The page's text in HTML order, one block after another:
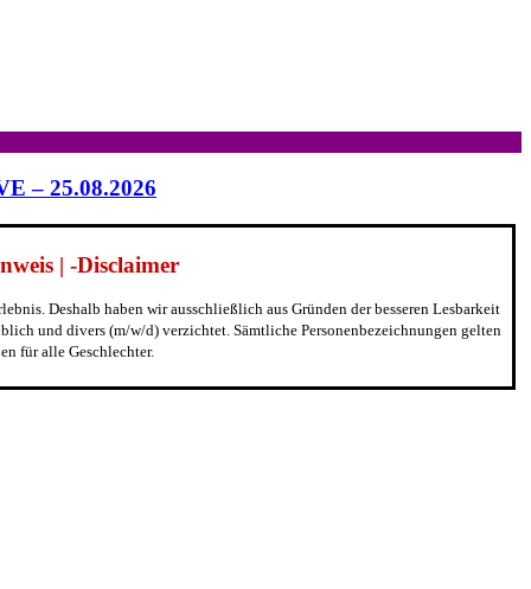
– 25.08.2026
| -Disclaimer
Deshalb haben wir ausschließlich aus Gründen der besseren Lesbarkeit
und divers (m/w/d) verzichtet. Sämtliche Personenbezeichnungen gelten
für alle Geschlechter.